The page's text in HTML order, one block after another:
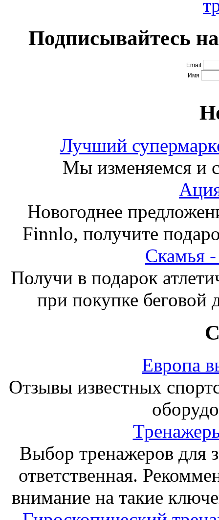
Подписывайтесь
Email
Имя
Лучший
Мы изменяемся и
Новогоднее
Finnlo, получите
Получи в подарок
при покупке беговой
Европа
Отзывы известных
Выбор тренажеров для
ответственная.
внимание на такие